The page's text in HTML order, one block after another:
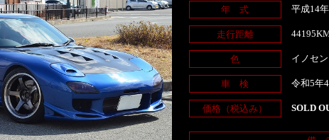
年 式 平成14
走行距離
色 イノセ
車 検 令和5年
価格（税込み） SOLD